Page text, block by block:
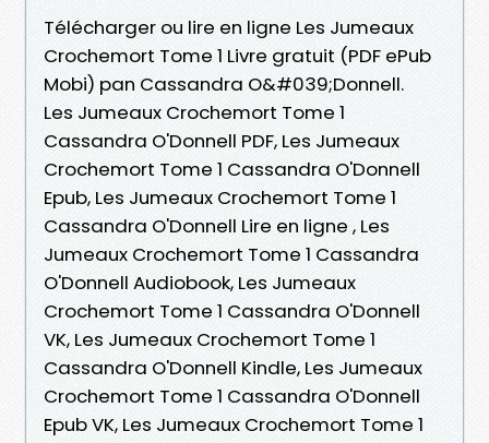
Télécharger ou lire en ligne Les Jumeaux
Crochemort Tome 1 Livre gratuit (PDF ePub
Mobi) pan Cassandra O&#039;Donnell.
Les Jumeaux Crochemort Tome 1
Cassandra O'Donnell PDF, Les Jumeaux
Crochemort Tome 1 Cassandra O'Donnell
Epub, Les Jumeaux Crochemort Tome 1
Cassandra O'Donnell Lire en ligne , Les
Jumeaux Crochemort Tome 1 Cassandra
O'Donnell Audiobook, Les Jumeaux
Crochemort Tome 1 Cassandra O'Donnell
VK, Les Jumeaux Crochemort Tome 1
Cassandra O'Donnell Kindle, Les Jumeaux
Crochemort Tome 1 Cassandra O'Donnell
Epub VK, Les Jumeaux Crochemort Tome 1